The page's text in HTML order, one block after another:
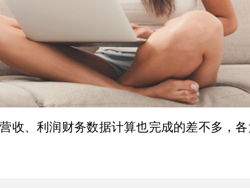
收、利润财务数据计算也完成的差不多，